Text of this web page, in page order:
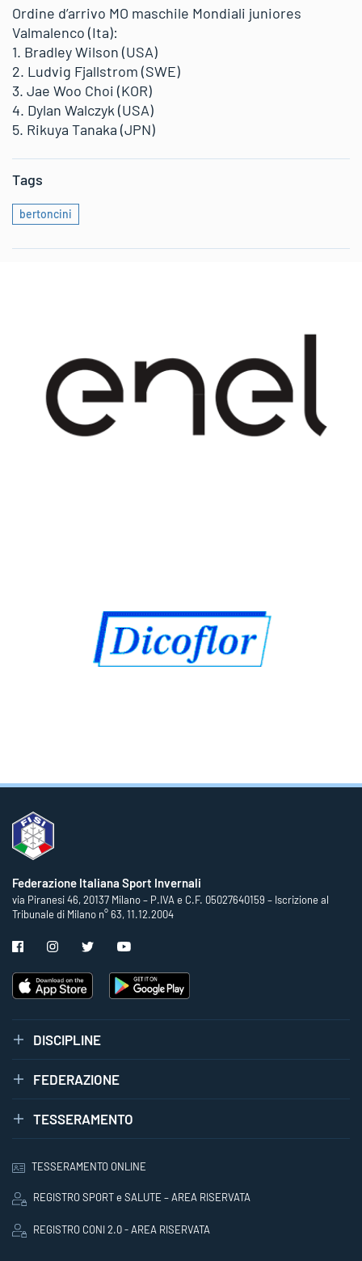
Ordine d’arrivo MO maschile Mondiali juniores
Valmalenco (Ita):
1. Bradley Wilson (USA)
2. Ludvig Fjallstrom (SWE)
3. Jae Woo Choi (KOR)
4. Dylan Walczyk (USA)
5. Rikuya Tanaka (JPN)
Tags
bertoncini
Federazione Italiana Sport Invernali
via Piranesi 46, 20137 Milano – P.IVA e C.F. 05027640159 – Iscrizione al
Tribunale di Milano n° 63, 11.12.2004
DISCIPLINE
FEDERAZIONE
TESSERAMENTO
TESSERAMENTO ONLINE
REGISTRO SPORT e SALUTE – AREA RISERVATA
REGISTRO CONI 2.0 - AREA RISERVATA